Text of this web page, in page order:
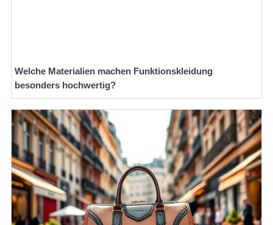
Welche Materialien machen Funktionskleidung
besonders hochwertig?